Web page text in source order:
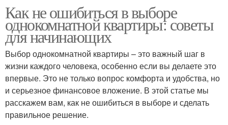
Как не ошибиться в выборе
однокомнатной квартиры: советы
для начинающих
Выбор однокомнатной квартиры – это важный шаг в
жизни каждого человека, особенно если вы делаете это
впервые. Это не только вопрос комфорта и удобства, но
и серьезное финансовое вложение. В этой статье мы
расскажем вам, как не ошибиться в выборе и сделать
правильное решение.